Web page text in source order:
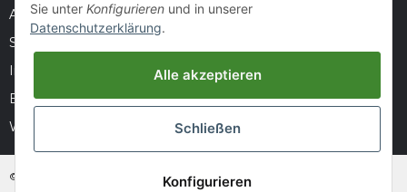
AGB
Sitemap
Impressum
Batteriegesetzhinweise
Widerrufsrecht
© huntivity-group.at
Sie unter Konfigurieren und in unserer
Datenschutzerklärung.
Alle akzeptieren
Schließen
Konfigurieren